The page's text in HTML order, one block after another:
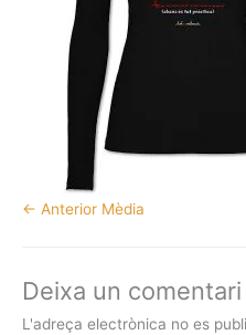
← Anterior Mèdia
Deixa un comentari
L'adreça electrònica no es